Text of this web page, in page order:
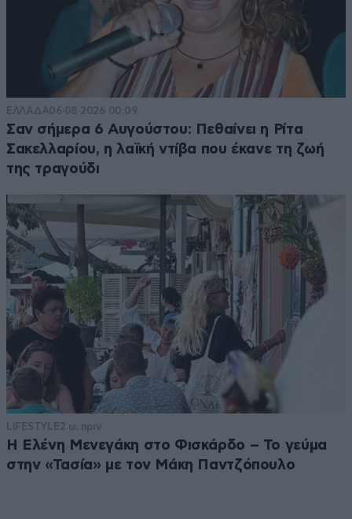
ΕΛΛΑΔΑ06·08·2026 00:09
Σαν σήμερα 6 Αυγούστου: Πεθαίνει η Ρίτα
Σακελλαρίου, η λαϊκή ντίβα που έκανε τη ζωή
της τραγούδι
LIFESTYLE2 ω. πριν
Η Ελένη Μενεγάκη στο Φισκάρδο – Το γεύμα
στην «Τασία» με τον Μάκη Παντζόπουλο